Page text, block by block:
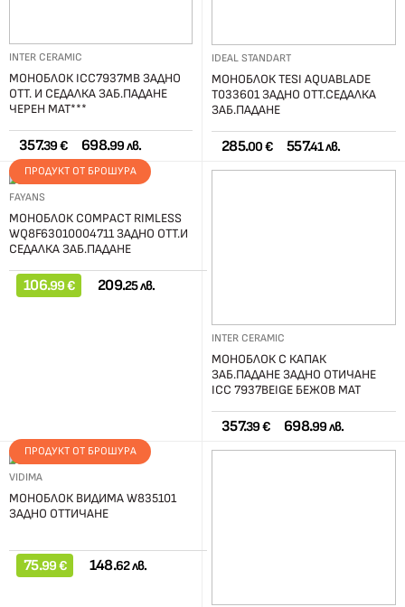
INTER CERAMIC
МОНОБЛОК ICC7937MB ЗАДНО
ОТТ. И СЕДАЛКА ЗАБ.ПАДАНЕ
ЧЕРЕН МАТ***
357.39 € 698.99 лв.
IDEAL STANDART
МОНОБЛОК TESI AQUABLADE
T033601 ЗАДНО ОТТ.СЕДАЛКА
ЗАБ.ПАДАНЕ
285.00 € 557.41 лв.
ПРОДУКТ ОТ БРОШУРА
FAYANS
МОНОБЛОК COMPACT RIMLESS
WQ8F63010004711 ЗАДНО ОТТ.И
СЕДАЛКА ЗАБ.ПАДАНЕ
106.99 € 209.25 лв.
INTER CERAMIC
МОНОБЛОК С КАПАК
ЗАБ.ПАДАНЕ ЗАДНО ОТИЧАНЕ
ICC 7937BEIGE БЕЖОВ МАТ
357.39 € 698.99 лв.
ПРОДУКТ ОТ БРОШУРА
VIDIMA
МОНОБЛОК ВИДИМА W835101
ЗАДНО ОТТИЧАНЕ
75.99 € 148.62 лв.